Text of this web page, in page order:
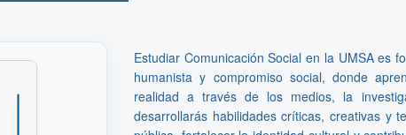
Estudiar Comunicación Social en la UMSA es
humanista y compromiso social, donde
realidad a través de los medios, la
desarrollarás habilidades críticas, creativas y